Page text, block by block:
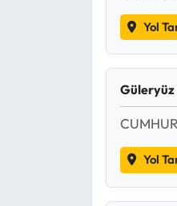
Yol
Güleryüz
Yol